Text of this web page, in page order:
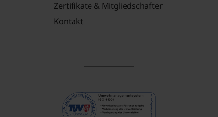
Zertifikate & Mitgliedschaften
Kontakt